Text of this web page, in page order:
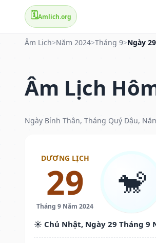
🗓️Amlich.org
Âm Lịch>Năm 2024>Tháng 9>Ngày 29
Âm Lịch
Ngày Bính Thân, Tháng Quý Dậu,
DƯƠNG LỊCH
29
Tháng 9 Năm 2024
🐒
☀️ Chủ Nhật, Ngày 29 Tháng 9